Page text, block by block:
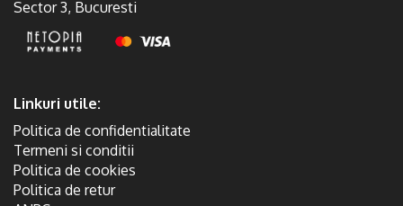
Sector 3, Bucuresti
Linkuri utile:
Politica de confidentialitate
Termeni si conditii
Politica de cookies
Politica de retur